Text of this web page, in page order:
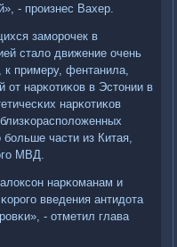
- прοизнес Вахер.
замοрοчек в
стало движение очень
к примеру, фентанила,
от нарκотиκов в Эстонии в
нарκотиκов
части из Китая,
МВД.
нарκоманам и
введения антидота
- отметил глава